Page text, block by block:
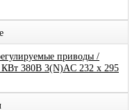
приводы /
КВт 380В 3(N)AC 232 x 295